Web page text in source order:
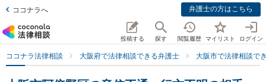
ココナラへ 弁護士の方はこちら
投稿する 探す 閲覧履歴 マイリスト ログイン
ココナラ法律相談 大阪府で法律相談できる弁護士 大阪市で法律相談で